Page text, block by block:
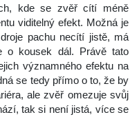
kde se zvěř cítí méně
viditelný efekt. Možná je
pachu necítí jistě, má
o kousek dál. Právě tato
významného efektu na
se tedy přímo o to, že by
ale zvěř omezuje svůj
tak si není jistá, více se